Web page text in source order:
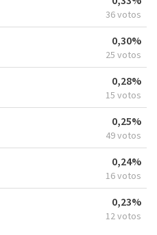
36 votos
0,30%
25 votos
0,28%
15 votos
0,25%
49 votos
0,24%
16 votos
0,23%
12 votos